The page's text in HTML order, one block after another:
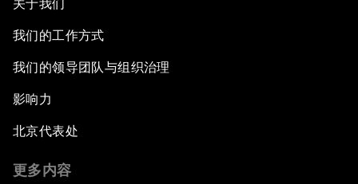
关于我们
我们的工作方式
我们的领导团队与组织治理
影响力
北京代表处
更多内容